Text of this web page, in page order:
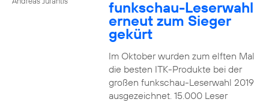
funkschau-Leserwahl
erneut zum Sieger
gekürt
Im Oktober wurden zum elften Mal
die besten ITK-Produkte bei der
großen funkschau-Leserwahl 2019
ausgezeichnet. 15.000 Leser